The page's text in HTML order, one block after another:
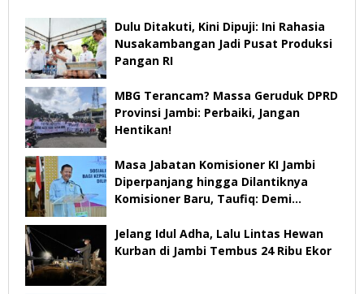
Dulu Ditakuti, Kini Dipuji: Ini Rahasia
Nusakambangan Jadi Pusat Produksi
Pangan RI
MBG Terancam? Massa Geruduk DPRD
Provinsi Jambi: Perbaiki, Jangan
Hentikan!
Masa Jabatan Komisioner KI Jambi
Diperpanjang hingga Dilantiknya
Komisioner Baru, Taufiq: Demi
Jelang Idul Adha, Lalu Lintas Hewan
Kurban di Jambi Tembus 24 Ribu Ekor